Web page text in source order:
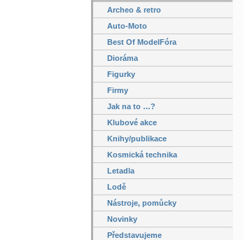
Archeo & retro
Auto-Moto
Best Of ModelFóra
Dioráma
Figurky
Firmy
Jak na to …?
Klubové akce
Knihy/publikace
Kosmická technika
Letadla
Lodě
Nástroje, pomůcky
Novinky
Představujeme